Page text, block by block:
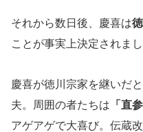
それから数日後、慶喜は
ことが事実上決定されまし
慶喜が徳川宗家を継いだ
夫。周囲の者たちは 「直
アゲアゲで大喜び。伝蔵